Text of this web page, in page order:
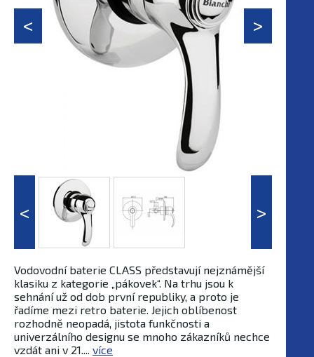
Vodovodní baterie CLASS představují nejznámější
klasiku z kategorie „pákovek“. Na trhu jsou k
sehnání už od dob první republiky, a proto je
řadíme mezi retro baterie. Jejich oblíbenost
rozhodně neopadá, jistota funkčnosti a
univerzálního designu se mnoho zákazníků nechce
vzdát ani v 21.... více